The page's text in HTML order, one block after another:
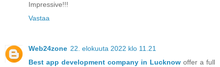
Impressive!!!
Vastaa
Web24zone 22. elokuuta 2022 klo 11.21
Best app development company in Lucknow offer a full